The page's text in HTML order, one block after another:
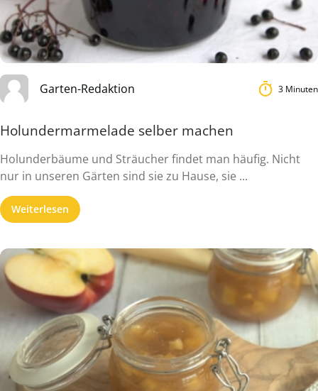
Garten-Redaktion 3 Minuten
Holundermarmelade selber machen
Holunderbäume und Sträucher findet man häufig. Nicht
nur in unseren Gärten sind sie zu Hause, sie ...
Weiterlesen